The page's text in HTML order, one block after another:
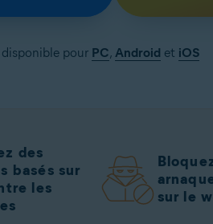
pour PC, Android et iOS
des
basés sur
les
sur le